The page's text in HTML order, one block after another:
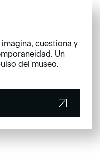
cuestiona y
Un
del museo.